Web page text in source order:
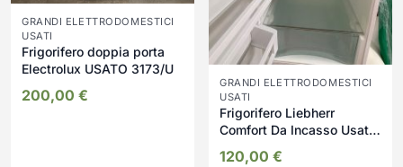
GRANDI ELETTRODOMESTICI
USATI
Frigorifero doppia porta
Electrolux USATO 3173/U
200,00 €
GRANDI ELETTRODOMESTICI
USATI
Frigorifero Liebherr
Comfort Da Incasso Usato
120,00 €